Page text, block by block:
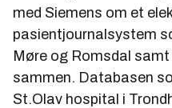
med Siemens om et
pasientjournalsystem
Møre og Romsdal
sammen. Databasen
St.Olav hospital i